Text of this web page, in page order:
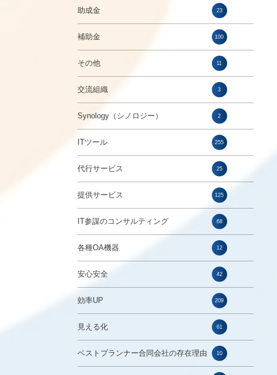
助成金 23
補助金 100
その他 11
交流組織 3
Synology（シノロジー） 2
ITツール 255
代行サービス 25
提供サービス 125
IT参謀のコンサルティング 68
各種OA機器 12
安心安全 42
効率UP 209
見える化 61
ベストプランナー合同会社の存在理由 10